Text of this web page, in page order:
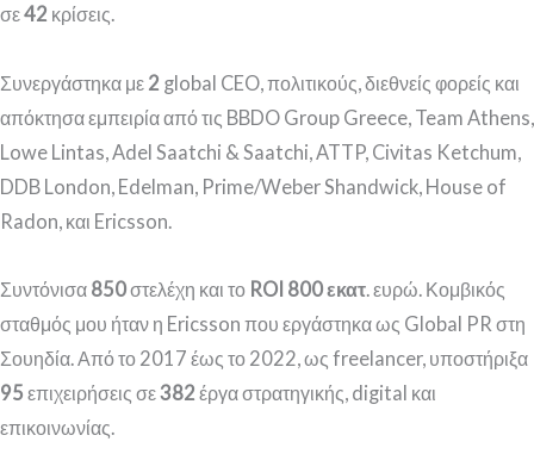
σε42 κρίσεις.
Συνεργάστηκα με 2 global CEO, πολιτικούς, διεθνείς φορείς και
απόκτησα εμπειρία από τις BBDO Group Greece, Team Athens,
Lowe Lintas, Adel Saatchi & Saatchi, ATTP, Civitas Ketchum,
DDB London, Edelman, Prime/Weber Shandwick, House of
Radon, και Ericsson.
Συντόνισα 850στελέχη και το ROI 800 εκατ. ευρώ. Κομβικός
σταθμός μου ήταν η Ericsson που εργάστηκα ως Global PR στη
Σουηδία. Από το 2017 έως το 2022, ως freelancer, υποστήριξα
95 επιχειρήσεις σε382 έργα στρατηγικής, digital και
επικοινωνίας.